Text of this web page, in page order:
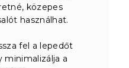
közepes
használhat.
fel a lepedőt
minimalizálja a